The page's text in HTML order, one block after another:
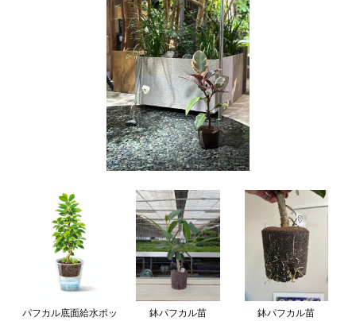
パフカル底面給水ポッ
鉢パフカル苗
鉢パフカル苗